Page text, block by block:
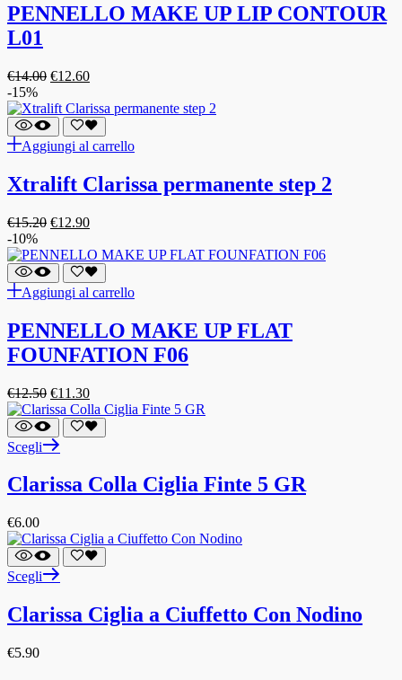
PENNELLO MAKE UP LIP CONTOUR
L01
€14.00 €12.60
-15%
Aggiungi al carrello
Xtralift Clarissa permanente step 2
€15.20 €12.90
-10%
Aggiungi al carrello
PENNELLO MAKE UP FLAT
FOUNFATION F06
€12.50 €11.30
Scegli
Clarissa Colla Ciglia Finte 5 GR
€6.00
Scegli
Clarissa Ciglia a Ciuffetto Con Nodino
€5.90